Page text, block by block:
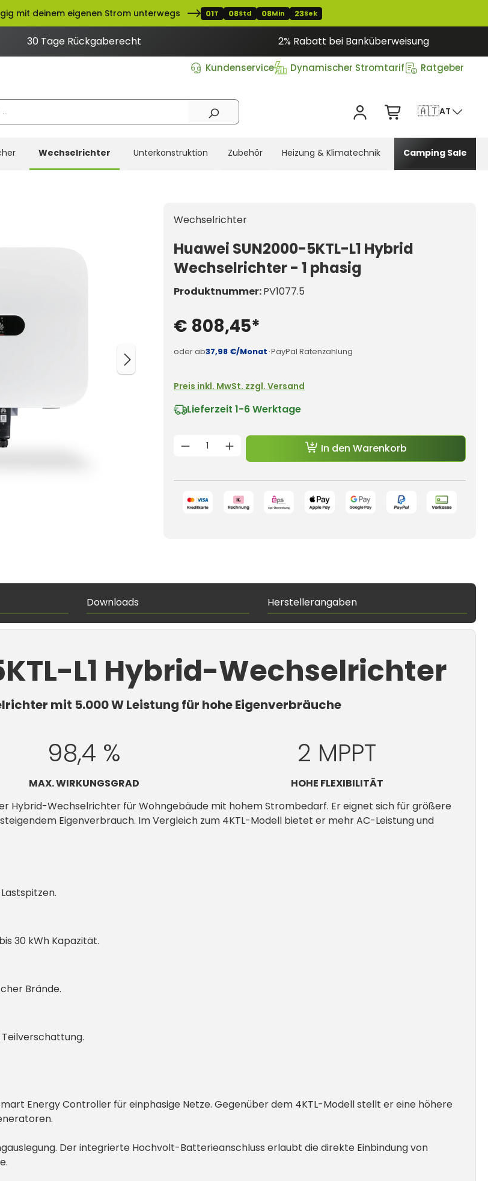
mit deinem eigenen Strom unterwegs 01T 08Std 08Min 22Sek
30 Tage Rückgaberecht 2% Rabatt bei Banküberweisung
Kundenservice Dynamischer Stromtarif Ratgeber
🇦🇹AT
Wechselrichter Unterkonstruktion Zubehör Heizung & Klimatechnik Camping Sale
Wechselrichter
Huawei SUN2000-5KTL-L1 Hybrid
Wechselrichter - 1 phasig
Produktnummer:PV1077.5
€ 808,45*
oder ab37,98 €/Monat ·PayPal Ratenzahlung
Preis inkl. MwSt. zzgl. Versand
Lieferzeit 1-6 Werktage
Produkt Anzahl: Gib den gewünschten
In den Warenkorb
Downloads Herstellerangaben
L1 Hybrid-Wechselrichter
mit 5.000 W Leistung für hohe Eigenverbräuche
98,4 %
MAX. WIRKUNGSGRAD
2 MPPT
HOHE FLEXIBILITÄT
Hybrid-Wechselrichter für Wohngebäude mit hohem Strombedarf. Er eignet sich für größere
Eigenverbrauch. Im Vergleich zum 4KTL-Modell bietet er mehr AC-Leistung und
30 kWh Kapazität.
Brände.
Energy Controller für einphasige Netze. Gegenüber dem 4KTL-Modell stellt er eine höhere
Der integrierte Hochvolt-Batterieanschluss erlaubt die direkte Einbindung von